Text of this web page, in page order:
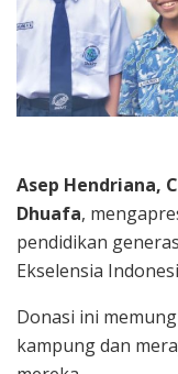
Asep Hendriana,
Dhuafa,
pendidikan
Ekselensia
Donasi ini
kampung dan